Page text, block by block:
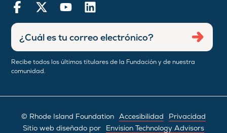
Recibe todos los últimos titulares de la Fundación y de nuestra
comunidad.
Ingresar
dirección
de
correo
Enviar
© Rhode Island Foundation Accesibilidad
Privacidad
Sitio web diseñado por
Envision Technology Advisors